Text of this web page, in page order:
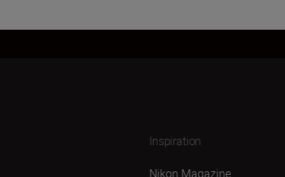
Inspiration
Nikon Magazine